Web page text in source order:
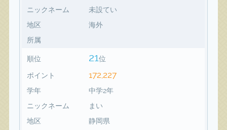
ニックネーム
未設てい
地区
海外
所属
順位 21位
ポイント 172,227
学年
中学2年
ニックネーム
まい
地区
静岡県